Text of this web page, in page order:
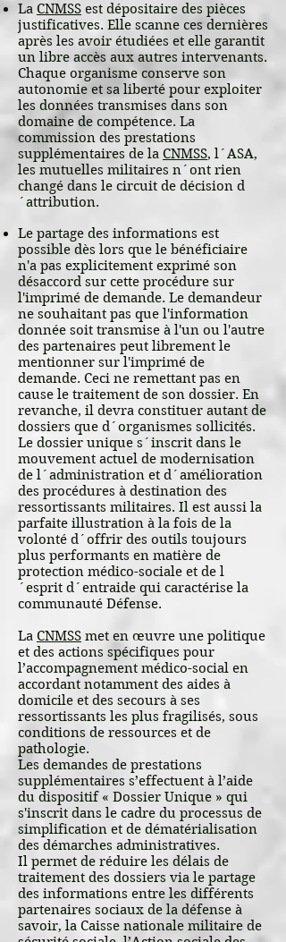
La CNMSS est dépositaire des pièces
justificatives. Elle scanne ces dernières
après les avoir étudiées et elle garantit
un libre accès aux autres intervenants.
Chaque organisme conserve son
autonomie et sa liberté pour exploiter
les données transmises dans son
domaine de compétence. La
commission des prestations
supplémentaires de la CNMSS, l´ASA,
les mutuelles militaires n´ont rien
changé dans le circuit de décision d
´attribution.
Le partage des informations est
possible dès lors que le bénéficiaire
n'a pas explicitement exprimé son
désaccord sur cette procédure sur
l'imprimé de demande. Le demandeur
ne souhaitant pas que l'information
donnée soit transmise à l'un ou l'autre
des partenaires peut librement le
mentionner sur l'imprimé de
demande. Ceci ne remettant pas en
cause le traitement de son dossier. En
revanche, il devra constituer autant de
dossiers que d´organismes sollicités.
Le dossier unique s´inscrit dans le
mouvement actuel de modernisation
de l´administration et d´amélioration
des procédures à destination des
ressortissants militaires. Il est aussi la
parfaite illustration à la fois de la
volonté d´offrir des outils toujours
plus performants en matière de
protection médico-sociale et de l
´esprit d´entraide qui caractérise la
communauté Défense.
La CNMSS met en œuvre une politique
et des actions spécifiques pour
l’accompagnement médico-social en
accordant notamment des aides à
domicile et des secours à ses
ressortissants les plus fragilisés, sous
conditions de ressources et de
pathologie.
Les demandes de prestations
supplémentaires s’effectuent à l’aide
du dispositif « Dossier Unique » qui
s'inscrit dans le cadre du processus de
simplification et de dématérialisation
des démarches administratives.
Il permet de réduire les délais de
traitement des dossiers via le partage
des informations entre les différents
partenaires sociaux de la défense à
savoir, la Caisse nationale militaire de